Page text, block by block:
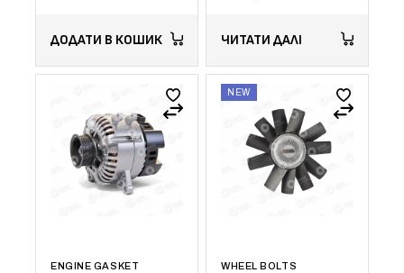
ДОДАТИ В КОШИК ЧИТАТИ ДАЛІ
ENGINE GASKET
NEW
WHEEL BOLTS